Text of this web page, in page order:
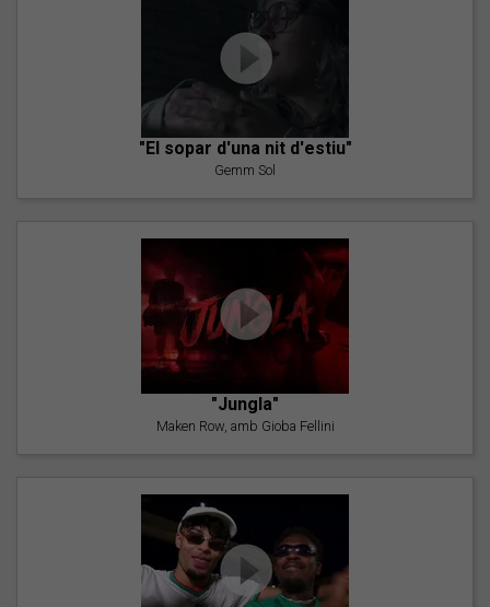
"El sopar d'una nit d'estiu"
Gemm Sol
"Jungla"
Maken Row, amb Gioba Fellini